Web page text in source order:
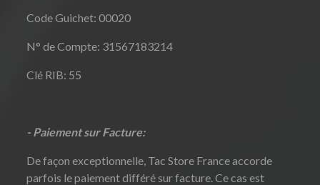
Code Guichet: 00020
N° de Compte: 31567183214
Clé RIB: 55
- Paiement sur Facture:
De façon exceptionnelle, Tac Store France accorde
parfois le paiement différé sur facture. Ce cas est